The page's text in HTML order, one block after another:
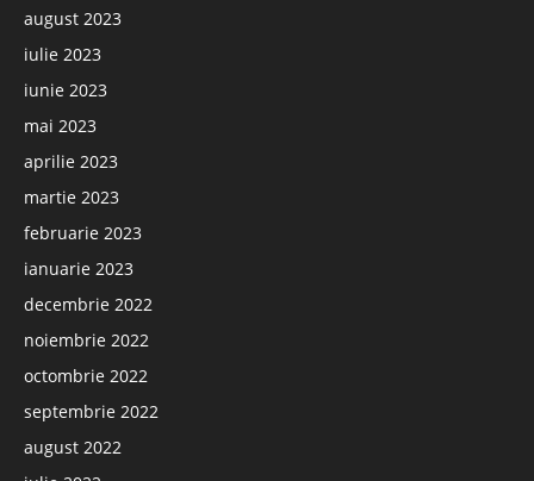
august 2023
iulie 2023
iunie 2023
mai 2023
aprilie 2023
martie 2023
februarie 2023
ianuarie 2023
decembrie 2022
noiembrie 2022
octombrie 2022
septembrie 2022
august 2022